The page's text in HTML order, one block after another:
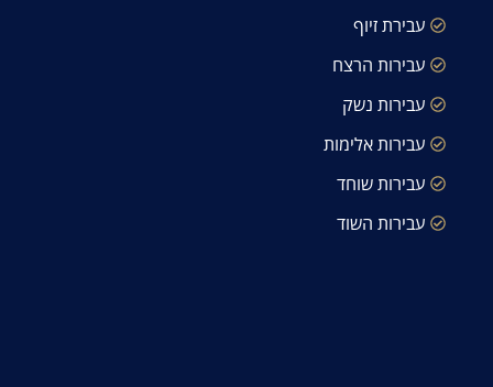
עבירת זיוף
עבירות הרצח
עבירות נשק
עבירות אלימות
עבירות שוחד
עבירות השוד